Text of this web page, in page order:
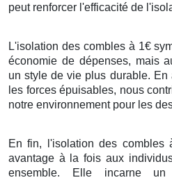
peut renforcer l'efficacité de
L'isolation des combles à 1€
économie de dépenses, mais
un style de vie plus durable.
les forces épuisables, nous
notre environnement pour les
En fin, l'isolation des
avantage à la fois aux
ensemble. Elle incarne